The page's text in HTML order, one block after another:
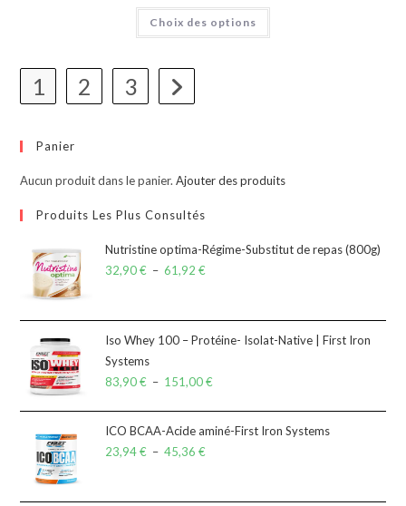
Choix des options
1 2 3
Panier
Aucun produit dans le panier.Ajouter des produits
Produits Les Plus Consultés
Nutristine optima-Régime-Substitut de repas (800g)
32,90€ – 61,92€
Iso Whey 100 – Protéine- Isolat-Native | First Iron
Systems
83,90€ – 151,00€
ICO BCAA-Acide aminé-First Iron Systems
23,94€ – 45,36€